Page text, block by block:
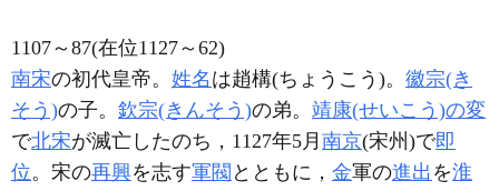
1107～87(在位1127～62)
南宋の初代皇帝。 姓名 は趙構(ちょうこう)。 徽宗(き
そう)の子。 欽宗(きんそう)の弟。 靖康(せいこう)の変
で北宋が滅亡したのち，1127年5月 南京(宋州)で即
位。宋の再興を志す軍閥 とともに， 金軍の進出 を淮